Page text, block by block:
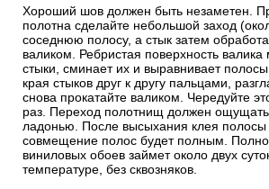
Хороший шов должен быть незаметен.
полотна сделайте небольшой заход
соседнюю полосу, а стык затем
валиком. Ребристая поверхность валика
стыки, сминает их и выравнивает
края стыков друг к другу пальцами,
снова прокатайте валиком. Чередуйте
раз. Переход полотнищ должен
ладонью. После высыхания клея полосы
совмещение полос будет полным.
виниловых обоев займет около двух
температуре, без сквозняков.